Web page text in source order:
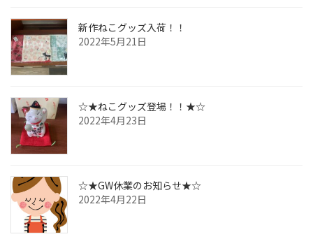
新作ねこグッズ入荷！！
2022年5月21日
☆★ねこグッズ登場！！★☆
2022年4月23日
☆★GW休業のお知らせ★☆
2022年4月22日